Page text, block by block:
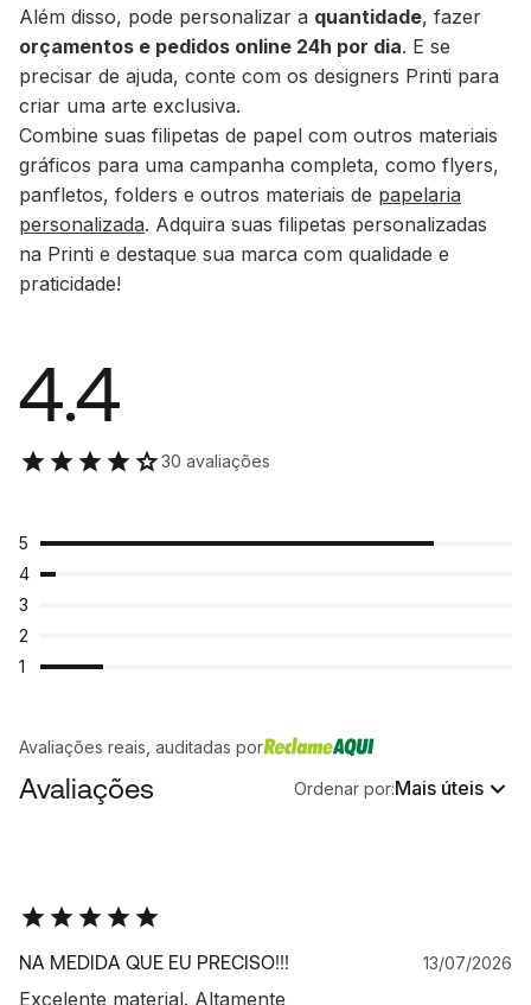
Além disso, pode personalizar a quantidade, fazer
orçamentos e pedidos online 24h por dia. E se
precisar de ajuda, conte com os designers Printi para
criar uma arte exclusiva.
Combine suas filipetas de papel com outros materiais
gráficos para uma campanha completa, como flyers,
panfletos, folders e outros materiais de papelaria
personalizada. Adquira suas filipetas personalizadas
na Printi e destaque sua marca com qualidade e
praticidade!
4.4
30 avaliações
5
4
3
2
1
Avaliações reais, auditadas por
Avaliações Ordenar por:Mais úteis
NA MEDIDA QUE EU PRECISO!!!
Excelente material. Altamente
13/07/2026